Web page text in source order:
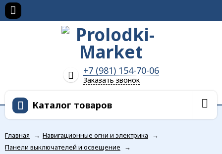
+7 (981) 154-70-06
Заказать звонок
Каталог товаров
Главная → Навигационные огни и электрика
→
Панели выключателей и освещение
→